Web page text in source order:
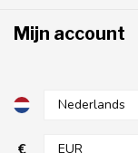
Mijn account